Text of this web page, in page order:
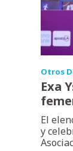
Otros
Exa
El
y